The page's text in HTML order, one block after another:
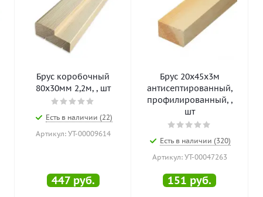
Брус коробочный
80х30мм 2,2м, , шт
Есть в наличии (22)
Артикул: УТ-00009614
447руб.
Брус 20х45х3м
антисептированный,
профилированный, ,
шт
Есть в наличии (320)
Артикул: УТ-00047263
151 руб.